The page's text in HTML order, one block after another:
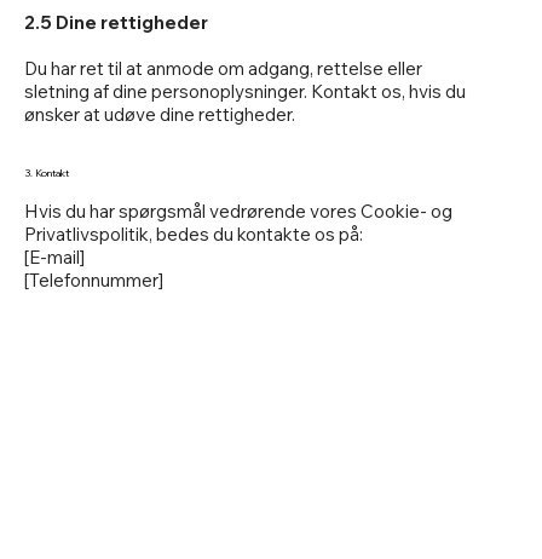
Hvis du har spørgsmål vedrørende vores Cookie- og
Privatlivspolitik, bedes du kontakte os på:
[E-mail]
[Telefonnummer]
3. Kontakt
2.5 Dine rettigheder
Du har ret til at anmode om adgang, rettelse eller
sletning af dine personoplysninger. Kontakt os, hvis du
ønsker at udøve dine rettigheder.